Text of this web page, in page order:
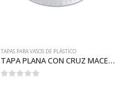
TAPAS PARA VASOS DE PLÁSTICO
TAPA PLANA CON CRUZ MACEDONIA (V106P)